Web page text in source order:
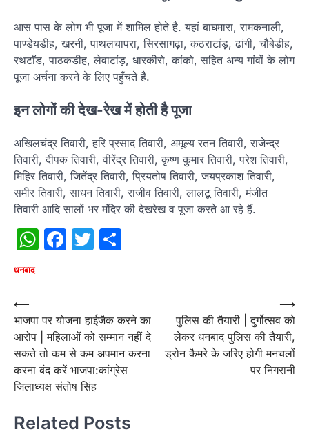
आस पास के लोग भी पूजा में शामिल होते है. यहां बाघमारा, रामकनाली,
पाण्डेयडीह, खरनी, पाथलचापरा, सिरसागढ़ा, कठराटांड़, ढांगी, चौबेडीह,
रथटाँड, पाठकडीह, लेवाटांड़, धारकीरो, कांको, सहित अन्य गांवों के लोग
पूजा अर्चना करने के लिए पहुँचते है.
इन लोगों की देख-रेख में होती है पूजा
अखिलचंद्र तिवारी, हरि प्रसाद तिवारी, अमूल्य रतन तिवारी, राजेन्द्र
तिवारी, दीपक तिवारी, वीरेंद्र तिवारी, कृष्ण कुमार तिवारी, परेश तिवारी,
मिहिर तिवारी, जितेंद्र तिवारी, प्रियतोष तिवारी, जयप्रकाश तिवारी,
समीर तिवारी, साधन तिवारी, राजीव तिवारी, लालटू तिवारी, मंजीत
तिवारी आदि सालों भर मंदिर की देखरेख व पूजा करते आ रहे हैं.
WhatsApp
Facebook
Twitter
धनबाद
Post
navigation
⟵
भाजपा पर योजना हाईजैक करने का
आरोप | महिलाओं को सम्मान नहीं दे
सकते तो कम से कम अपमान करना
करना बंद करें भाजपा:कांग्रेस
जिलाध्यक्ष संतोष सिंह
पुलिस की तैयारी | दुर्गोत्सव को
लेकर धनबाद पुलिस की तैयारी,
ड्रोन कैमरे के जरिए होगी मनचलों
पर निगरानी
⟶
Related Posts